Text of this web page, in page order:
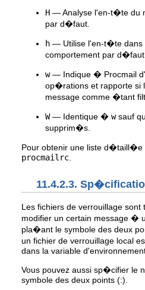
H — Analyse l'en-t�te du
par d�faut.
h — Utilise l'en-t�te dans
comportement par
w— Indique � Procmail
op�rations et rapporte
message comme �tant
W— Identique � wsauf
supprim�s.
Pour obtenir une liste d�taill�e
procmailrc
11.4.2.3.
Les fichiers de verrouillage
modifier un certain message �
pla�ant le symbole des deux
un fichier de verrouillage local
dans la variable
Vous pouvez aussi sp�cifier le
symbole des deux points (:).